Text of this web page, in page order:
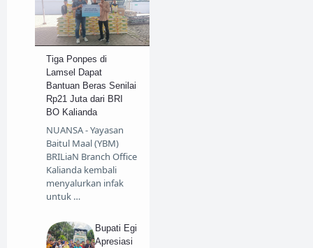
Tiga Ponpes di
Lamsel Dapat
Bantuan Beras Senilai
Rp21 Juta dari BRI
BO Kalianda
NUANSA - Yayasan
Baitul Maal (YBM)
BRILiaN Branch Office
Kalianda kembali
menyalurkan infak
untuk …
Bupati Egi
Apresiasi